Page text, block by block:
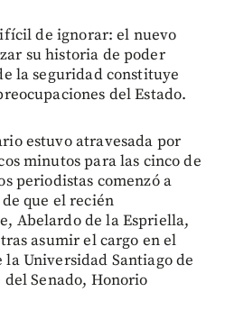
de ignorar: el nuevo
su historia de poder
la seguridad constituye
del Estado.
estuvo atravesada por
minutos para las cinco de
periodistas comenzó a
que el recién
Abelardo de la Espriella,
asumir el cargo en el
Universidad Santiago de
Senado, Honorio